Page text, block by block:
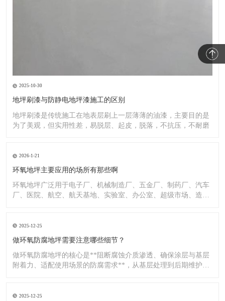
2025-10-30
地坪刷漆与防静电地坪漆施工的区别
地坪刷漆是传统施工在地表层刷上一层薄薄的油漆，主要目的是
为了美观，但实用性差，易脱层、起皮，脱落，不抗压，不耐磨
2026-1-21
环氧地坪主要应用的场所有那些啊
环氧地坪广泛用于电子厂、机械制造厂、五金厂、制药厂、汽车
厂、医院、航空、航天基地、实验室、办公室、超级市场、造纸
2025-12-25
做环氧防腐地坪需要注意哪些细节？
做环氧防腐地坪的核心是**阻断腐蚀介质渗透、确保涂层与基层
附着力、适配使用场景的防腐需求**，从基层处理到后期维护，
2025-12-25